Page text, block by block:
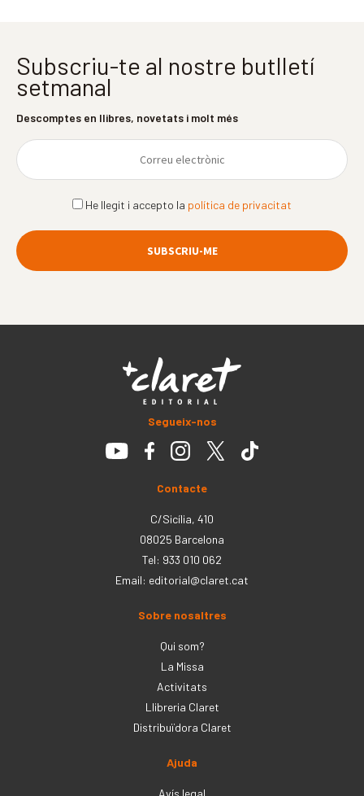
Subscriu-te al nostre butlletí
setmanal
Descomptes en llibres, novetats i molt més
He llegit i accepto la política de privacitat
Segueix-nos
Contacte
C/Sicília, 410
08025 Barcelona
Tel: 933 010 062
Email: editorial@claret.cat
Sobre nosaltres
Qui som?
La Missa
Activitats
Llibreria Claret
Distribuïdora Claret
Ajuda
Avís legal